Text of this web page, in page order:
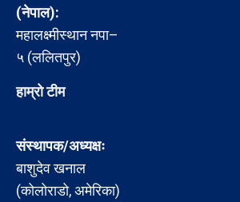
(नेपाल):
महालक्ष्मीस्थान नपा–
५ (ललितपुर)
हाम्रो टीम
संस्थापक/अध्यक्षः
बाशुदेव खनाल
(कोलोराडो, अमेरिका)